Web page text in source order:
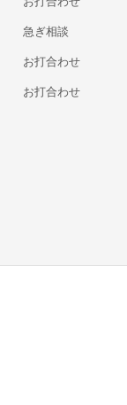
急ぎ相談
お打合わせ
お打合わせ